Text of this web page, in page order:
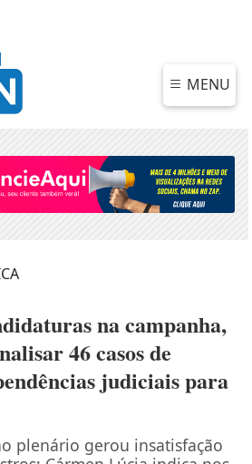
MENU
na campanha,
46 casos de
judiciais para
plenário gerou insatisfação